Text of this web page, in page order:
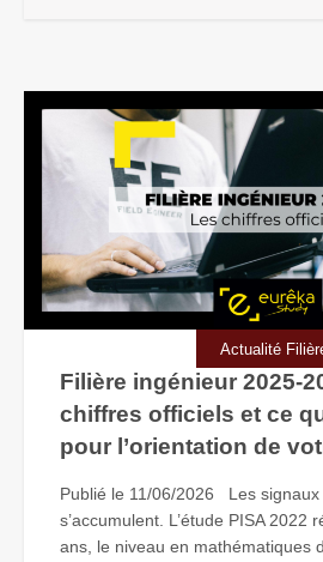
Actualité
Filière ingénieur 2025-
chiffres officiels et ce
pour l’orientation de
Publié le 11/06/2026 Les signaux
s’accumulent. L’étude PISA 2022
ans, le niveau en mathématiques